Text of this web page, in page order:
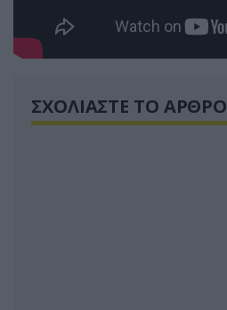
ΣΧΟΛΙΑΣΤΕ ΤΟ ΑΡΘΡΟ